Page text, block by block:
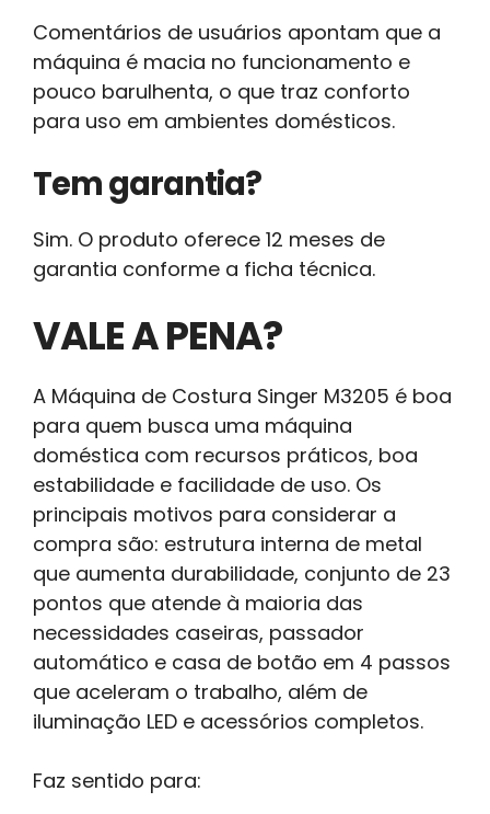
Comentários de usuários apontam que a
máquina é macia no funcionamento e
pouco barulhenta, o que traz conforto
para uso em ambientes domésticos.
Tem garantia?
Sim. O produto oferece 12 meses de
garantia conforme a ficha técnica.
VALE A PENA?
A Máquina de Costura Singer M3205 é boa
para quem busca uma máquina
doméstica com recursos práticos, boa
estabilidade e facilidade de uso. Os
principais motivos para considerar a
compra são: estrutura interna de metal
que aumenta durabilidade, conjunto de 23
pontos que atende à maioria das
necessidades caseiras, passador
automático e casa de botão em 4 passos
que aceleram o trabalho, além de
iluminação LED e acessórios completos.
Faz sentido para: